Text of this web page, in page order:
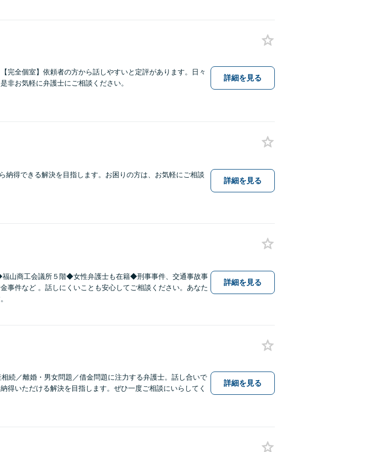
完全個室】依頼者の方から話しやすいと定評があります。日々
非お気軽に弁護士にご相談ください。
詳細を見る
納得できる解決を目指します。お困りの方は、お気軽にご相談
詳細を見る
山商工会議所５階◆女性弁護士も在籍◆刑事事件、交通事故事
事件など 。話しにくいことも安心してご相談ください。あなた
詳細を見る
続／離婚・男女問題／借金問題に注力する弁護士。話し合いで
得いただける解決を目指します。ぜひ一度ご相談にいらしてく
詳細を見る